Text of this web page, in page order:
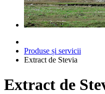
Produse și servicii
Extract de Stevia
Extract de